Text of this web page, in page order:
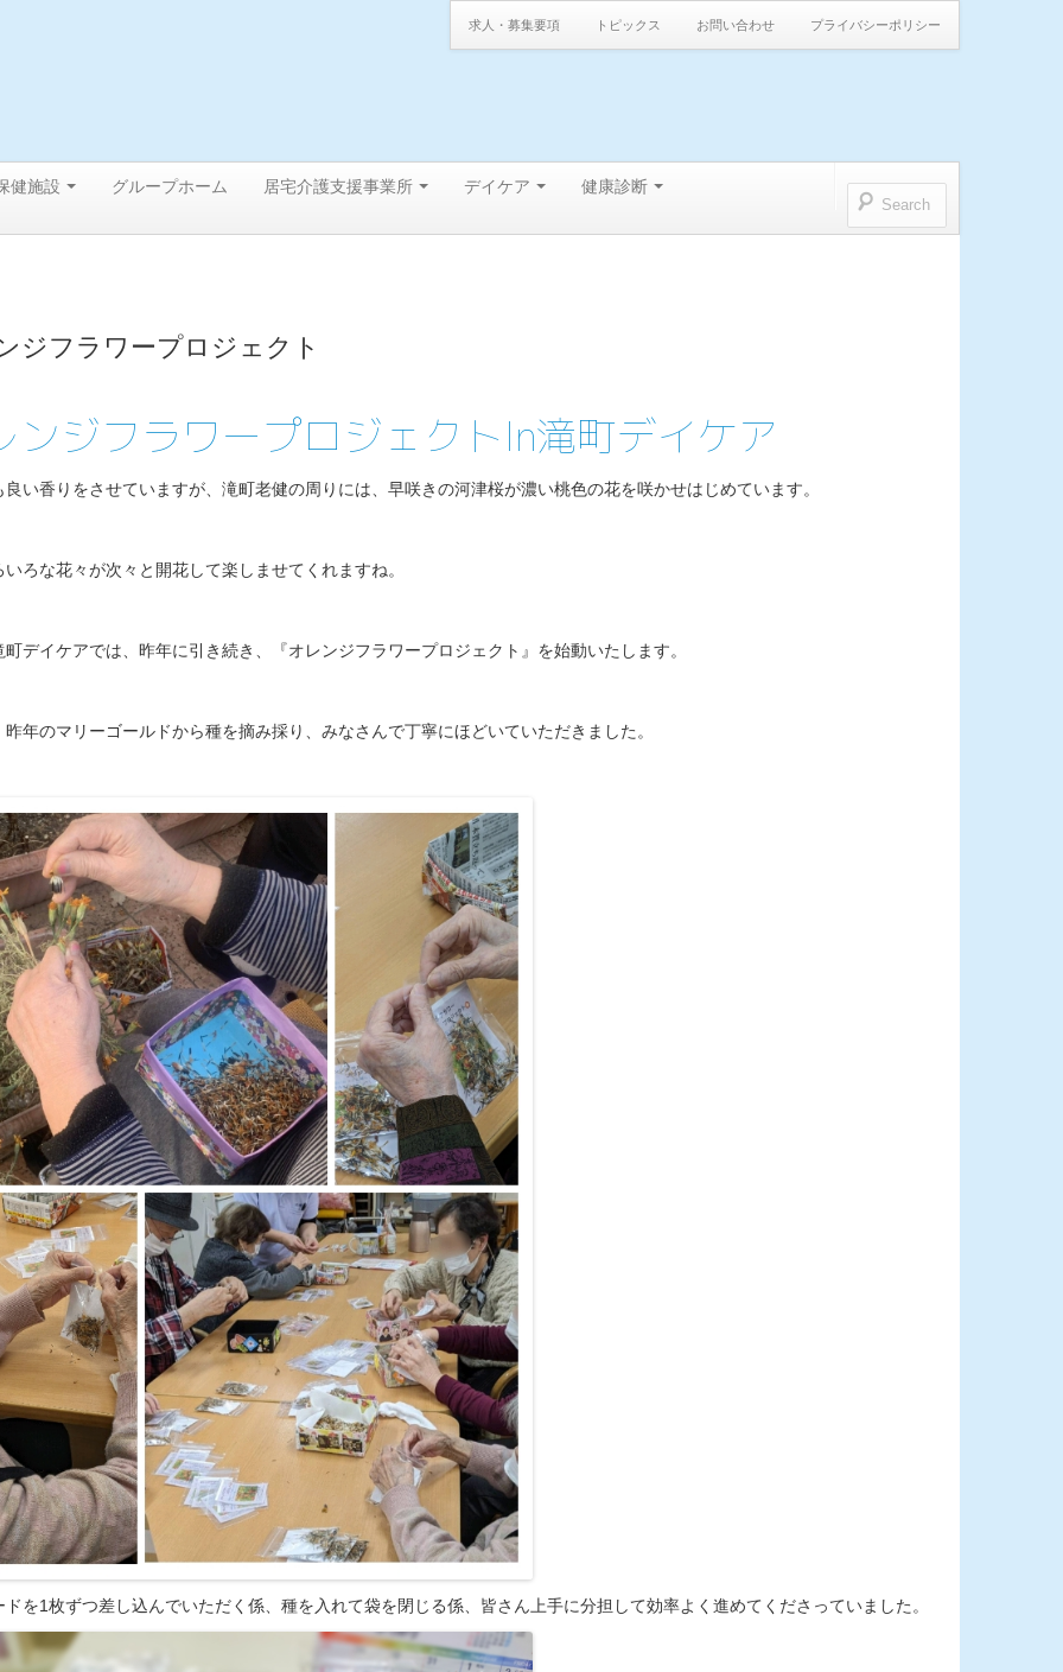
求人・募集要項 トピックス お問い合わせ プライバシーポリシー
健施設 グループホーム 居宅介護支援事業所 デイケア 健康診断
ジフラワープロジェクト
ンジフラワープロジェクトIn滝町デイケア
良い香りをさせていますが、滝町老健の周りには、早咲きの河津桜が濃い桃色の花を咲かせはじめています。
いろな花々が次々と開花して楽しませてくれますね。
町デイケアでは、昨年に引き続き、『オレンジフラワープロジェクト』を始動いたします。
昨年のマリーゴールドから種を摘み採り、みなさんで丁寧にほどいていただきました。
ドを1枚ずつ差し込んでいただく係、種を入れて袋を閉じる係、皆さん上手に分担して効率よく進めてくださっていました。